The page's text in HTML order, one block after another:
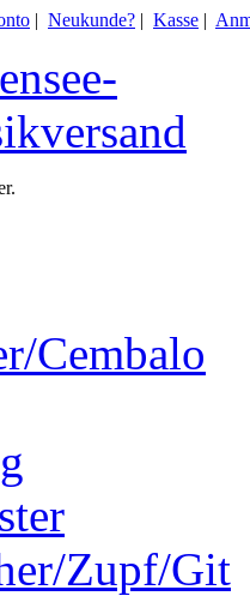
| Neukunde? | Kasse |
Cembalo
Zupf/Git